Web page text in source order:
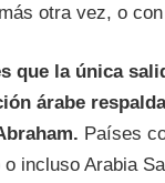
otra vez, o
que la única
árabe
Países
incluso Arabia